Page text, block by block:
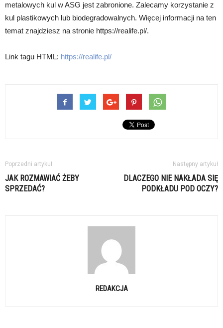
metalowych kul w ASG jest zabronione. Zalecamy korzystanie z
kul plastikowych lub biodegradowalnych. Więcej informacji na ten
temat znajdziesz na stronie https://realife.pl/.
Link tagu HTML: https://realife.pl/
Poprzedni artykuł
JAK ROZMAWIAĆ ŻEBY
SPRZEDAĆ?
Następny artykuł
DLACZEGO NIE NAKŁADA SIĘ
PODKŁADU POD OCZY?
REDAKCJA